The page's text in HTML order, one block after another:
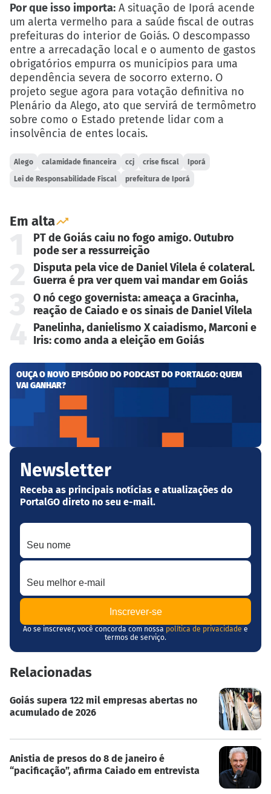
Por que isso importa: A situação de Iporá acende
um alerta vermelho para a saúde fiscal de outras
prefeituras do interior de Goiás. O descompasso
entre a arrecadação local e o aumento de gastos
obrigatórios empurra os municípios para uma
dependência severa de socorro externo. O
projeto segue agora para votação definitiva no
Plenário da Alego, ato que servirá de termômetro
sobre como o Estado pretende lidar com a
insolvência de entes locais.
Alego calamidade financeira ccj crise fiscal Iporá
Lei de Responsabilidade Fiscal prefeitura de Iporá
Em alta
PT de Goiás caiu no fogo amigo. Outubro
pode ser a ressurreição
Disputa pela vice de Daniel Vilela é colateral.
Guerra é pra ver quem vai mandar em Goiás
O nó cego governista: ameaça a Gracinha,
reação de Caiado e os sinais de Daniel Vilela
Panelinha, danielismo X caiadismo, Marconi e
Iris: como anda a eleição em Goiás
OUÇA O NOVO EPISÓDIO DO PODCAST DO PORTALGO: QUEM
VAI GANHAR?
Newsletter
Receba as principais notícias e atualizações do
PortalGO direto no seu e-mail.
Seu nome
Seu melhor e-mail
Ao se inscrever, você concorda com nossa política de privacidade e
termos de serviço.
Relacionadas
Goiás supera 122 mil empresas abertas no
acumulado de 2026
Anistia de presos do 8 de janeiro é
“pacificação”, afirma Caiado em entrevista